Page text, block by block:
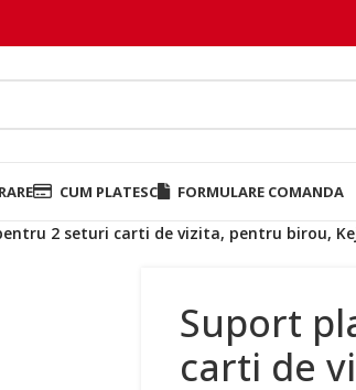
CUM PLATESC FORMULARE COMANDA
2 seturi carti de vizita, pentru birou,
Suport
carti de